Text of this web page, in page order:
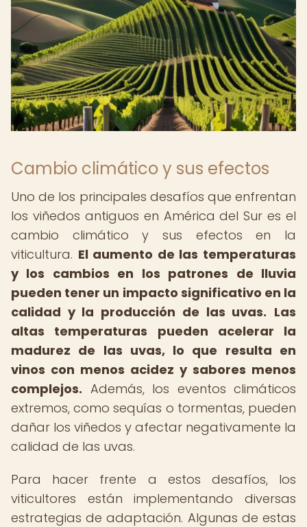
Cambio climático y sus efectos
Uno de los principales desafíos que enfrentan
los viñedos antiguos en América del Sur es el
cambio climático y sus efectos en la
viticultura. El aumento de las temperaturas
y los cambios en los patrones de lluvia
pueden tener un impacto significativo en la
calidad y la producción de las uvas. Las
altas temperaturas pueden acelerar la
madurez de las uvas, lo que resulta en
vinos con menos acidez y sabores menos
complejos. Además, los eventos climáticos
extremos, como sequías o tormentas, pueden
dañar los viñedos y afectar negativamente la
calidad de las uvas.
Para hacer frente a estos desafíos, los
viticultores están implementando diversas
estrategias de adaptación. Algunas de estas